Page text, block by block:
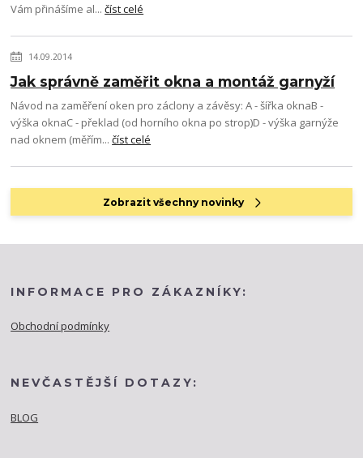
Vám přinášíme al...číst celé
14.09.2014
Jak správně zaměřit okna a montáž garnyží
Návod na zaměření oken pro záclony a závěsy: A - šířka oknaB -
výška oknaC - překlad (od horního okna po strop)D - výška garnýže
nad oknem (měřím...číst celé
Zobrazit všechny novinky
INFORMACE PRO ZÁKAZNÍKY:
Obchodní podmínky
NEVČASTĚJŠÍ DOTAZY:
BLOG